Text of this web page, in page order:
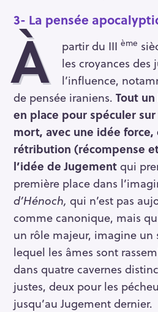
3- La pensée
À partir du III ème
les croyances des
l’influence,
de pensée iraniens. Tout
en place pour spéculer
mort, avec une idée force,
rétribution (récompense
l’idée de Jugementqui
première place dans
d’Hénoch, qui n’est pas
comme canonique, mais
un rôle majeur, imagine un
lequel les âmes sont
dans quatre cavernes
justes, deux pour les
jusqu’au Jugement dernier.